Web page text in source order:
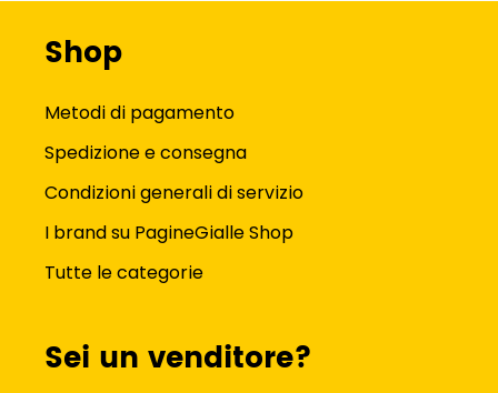
Shop
Metodi di pagamento
Spedizione e consegna
Condizioni generali di servizio
I brand su PagineGialle Shop
Tutte le categorie
Sei un venditore?